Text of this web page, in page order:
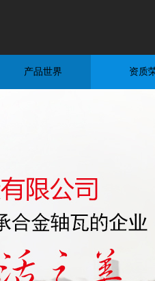
产品世界 资质